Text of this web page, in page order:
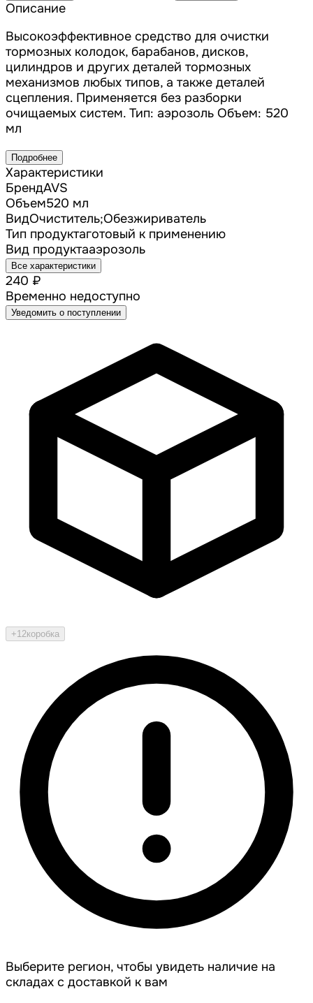
Описание
Высокоэффективное средство для очистки
тормозных колодок, барабанов, дисков,
цилиндров и других деталей тормозных
механизмов любых типов, а также деталей
сцепления. Применяется без разборки
очищаемых систем. Тип: аэрозоль Объем: 520
мл
Подробнее
Характеристики
БрендAVS
Объем520 мл
ВидОчиститель;Обезжириватель
Тип продуктаготовый к применению
Вид продуктааэрозоль
Все характеристики
240 ₽
Временно недоступно
Уведомить о поступлении
+12коробка
Выберите регион, чтобы увидеть наличие на
складах с доставкой к вам